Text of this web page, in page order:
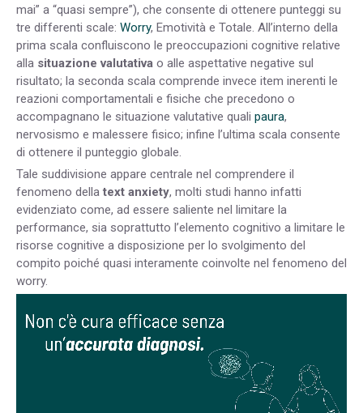
mai” a “quasi sempre”), che consente di ottenere punteggi su
tre differenti scale: Worry, Emotività e Totale. All’interno della
prima scala confluiscono le preoccupazioni cognitive relative
alla situazione valutativa o alle aspettative negative sul
risultato; la seconda scala comprende invece item inerenti le
reazioni comportamentali e fisiche che precedono o
accompagnano le situazione valutative quali paura,
nervosismo e malessere fisico; infine l’ultima scala consente
di ottenere il punteggio globale.
Tale suddivisione appare centrale nel comprendere il
fenomeno della text anxiety, molti studi hanno infatti
evidenziato come, ad essere saliente nel limitare la
performance, sia soprattutto l’elemento cognitivo a limitare le
risorse cognitive a disposizione per lo svolgimento del
compito poiché quasi interamente coinvolte nel fenomeno del
worry.